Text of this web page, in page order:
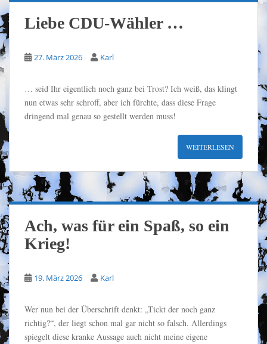
Liebe CDU-Wähler …
27. März 2026 Karl
… seid Ihr eigentlich noch ganz bei Trost? Ich weiß, das klingt
nun etwas sehr schroff, aber ich fürchte, dass diese Frage
dringend mal genau so gestellt werden muss!
WEITERLESEN
Ach, was für ein Spaß, so ein
Krieg!
19. März 2026 Karl
Wer nun bei der Überschrift denkt: „Tickt der noch ganz
richtig?“, der liegt schon mal gar nicht so falsch. Allerdings
spiegelt diese kranke Aussage auch nicht meine eigene